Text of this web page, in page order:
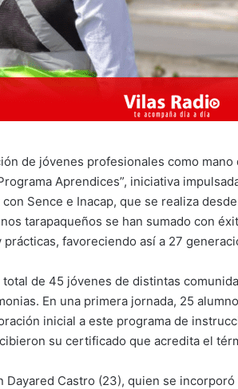
de jóvenes profesionales como
Aprendices”, iniciativa
Sence e Inacap, que se realiza
tarapaqueños se han sumado con
favoreciendo así a 27
total de 45 jóvenes de distintas
En una primera jornada, 25
inicial a este programa de
su certificado que acredita el
Dayared Castro (23), quien se